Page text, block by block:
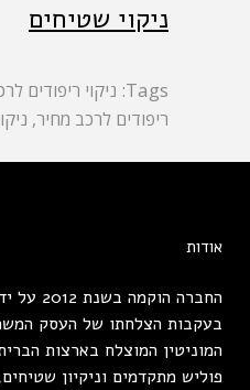
ניקוי שטיחים
Tags: ניקוי ריפודים
ריפודים לרכב מחיר,
אודות
החברה
בעקבות הצלחתו של העסק
המוניטין המוצלח בארצות
פוליש מתקדמים וניקיון